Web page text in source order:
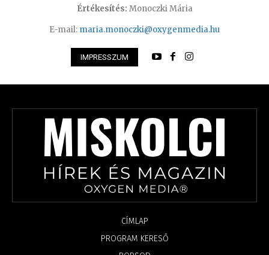
Értékesítés: Monoczki Mária
E-mail: maria.monoczki@oxygenmedia.hu
IMPRESSZUM
CÍMLAP
PROGRAM KERESŐ